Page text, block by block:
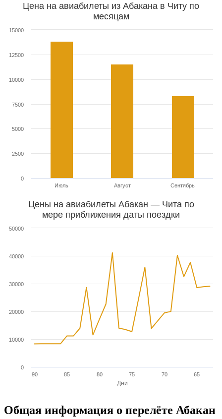
Цена на авиабилеты из Абакана в Читу по
месяцам
Июль Август Сентябрь
0
2500
5000
7500
10000
12500
15000
Дни
Цены на авиабилеты Абакан — Чита по
мере приближения даты поездки
90 85 80 75 70 65
0
10000
20000
30000
40000
50000
Общая информация о перелёте Абакан